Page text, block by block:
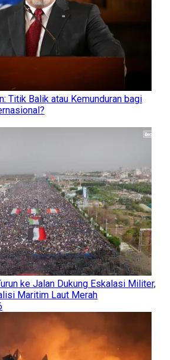
Titik Balik atau Kemunduran bagi
ke Jalan Dukung Eskalasi Militer,
Maritim Laut Merah